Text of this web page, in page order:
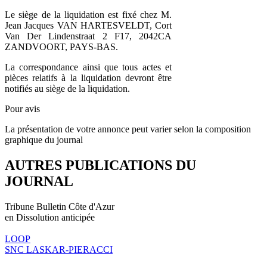
Le siège de la liquidation est fixé chez M.
Jean Jacques VAN HARTESVELDT, Cort
Van Der Lindenstraat 2 F17, 2042CA
ZANDVOORT, PAYS-BAS.
La correspondance ainsi que tous actes et
pièces relatifs à la liquidation devront être
notifiés au siège de la liquidation.
Pour avis
La présentation de votre annonce peut varier selon la composition
graphique du journal
AUTRES PUBLICATIONS DU
JOURNAL
Tribune Bulletin Côte d'Azur
en Dissolution anticipée
LOOP
SNC LASKAR-PIERACCI